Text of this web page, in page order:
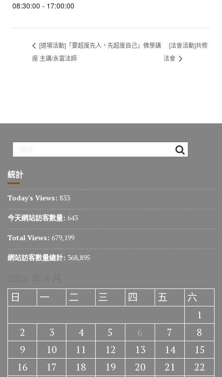
08:30:00 - 17:00:00
[道場活動]「要超度先人，先超度自己」佛學講
座 主講/永富法師
[法會活動]共修
法會
統計
Today's Views: 833
今天網站訪客數量: 643
Total Views: 679,199
網站訪客數量總計: 368,895
日
一 二 三 四 五
六
1
2
3 4 5 6 7
8
9
10 11 12 13 14
15
16
17 18 19 20 21
22